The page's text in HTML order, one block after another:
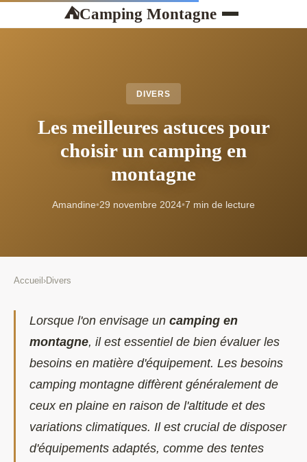
⛺Camping Montagne
DIVERS
Les meilleures astuces pour
choisir un camping en
montagne
Amandine•29 novembre 2024•7 min de lecture
Accueil ›Divers
Lorsque l'on envisage un camping en
montagne, il est essentiel de bien évaluer les
besoins en matière d'équipement. Les besoins
camping montagne diffèrent généralement de
ceux en plaine en raison de l'altitude et des
variations climatiques. Il est crucial de disposer
d'équipements adaptés, comme des tentes